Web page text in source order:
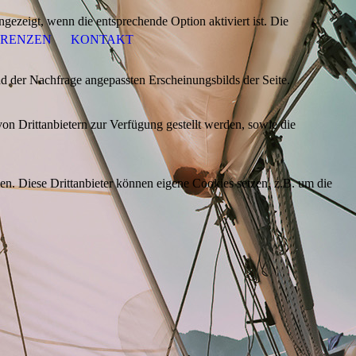
KONTAKT
wenn die entsprechende Option aktiviert ist. Die
Nachfrage angepassten Erscheinungsbilds der Seite.
Drittanbietern zur Verfügung gestellt werden, sowie die
Diese Drittanbieter können eigene Cookies setzen, z.B. um die